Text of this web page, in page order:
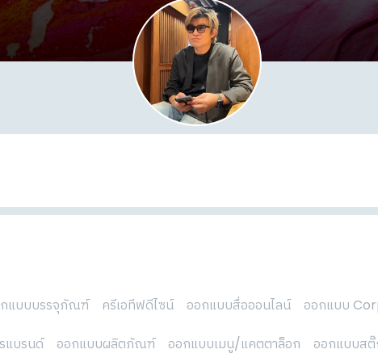
แบบบรรจุภัณฑ์ ครีเอทีฟดีไซน์ ออกแบบสื่อออนไลน์ ออกแบบ
แบรนด์ ออกแบบผลิตภัณฑ์ ออกแบบเมนู/แคตตาล็อก ออกแบบสติ๊